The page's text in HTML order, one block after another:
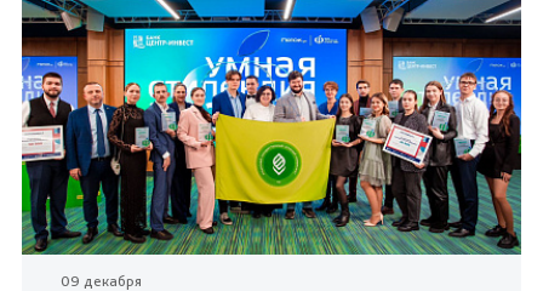
09 декабря